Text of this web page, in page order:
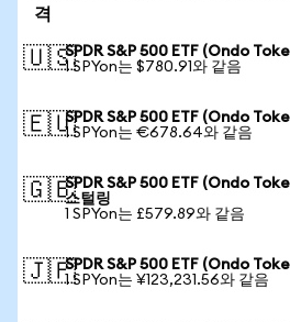
격
🇺🇸SPDR S&P 500 ETF (Ondo
1 SPYon는 $780.91와 같음
🇪🇺SPDR S&P 500 ETF (Ondo
1 SPYon는 €678.64와 같음
🇬🇧SPDR S&P 500 ETF (Ondo
스털링
1 SPYon는 £579.89와 같음
🇯🇵SPDR S&P 500 ETF (Ondo
1 SPYon는 ¥123,231.56와 같음